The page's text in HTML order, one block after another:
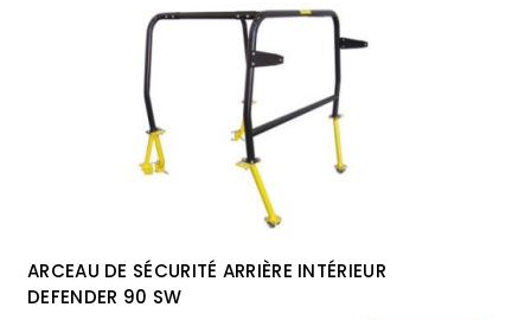
ARCEAU DE SÉCURITÉ ARRIÈRE INTÉRIEUR
DEFENDER 90 SW